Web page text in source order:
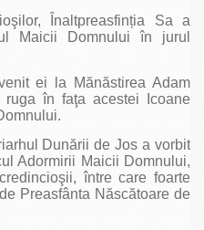
Înaltpreasfinția Sa a
Maicii Domnului în jurul
ei la Mănăstirea Adam
în faţa acestei Icoane
Dunării de Jos a vorbit
Adormirii Maicii Domnului,
între care foarte
Preasfânta Născătoare de